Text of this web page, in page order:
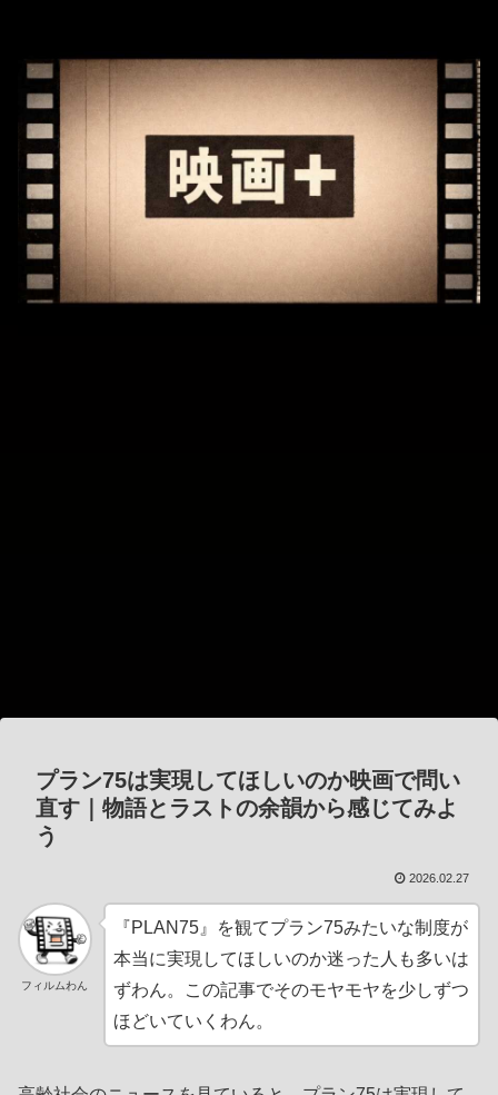
プラン75は実現してほしいのか映画で問い
直す｜物語とラストの余韻から感じてみよ
う
2026.02.27
フィルムわん
『PLAN75』を観てプラン75みたいな制度が
本当に実現してほしいのか迷った人も多いは
ずわん。この記事でそのモヤモヤを少しずつ
ほどいていくわん。